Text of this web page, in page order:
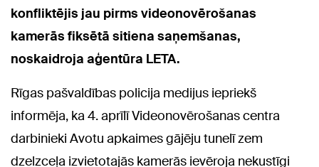
konfliktējis jau pirms videonovērošanas
kamerās fiksētā sitiena saņemšanas,
noskaidroja aģentūra LETA.
Rīgas pašvaldības policija medijus iepriekš
informēja, ka 4. aprīlī Videonovērošanas centra
darbinieki Avotu apkaimes gājēju tunelī zem
dzelzceļa izvietotajās kamerās ievēroja nekustīgi